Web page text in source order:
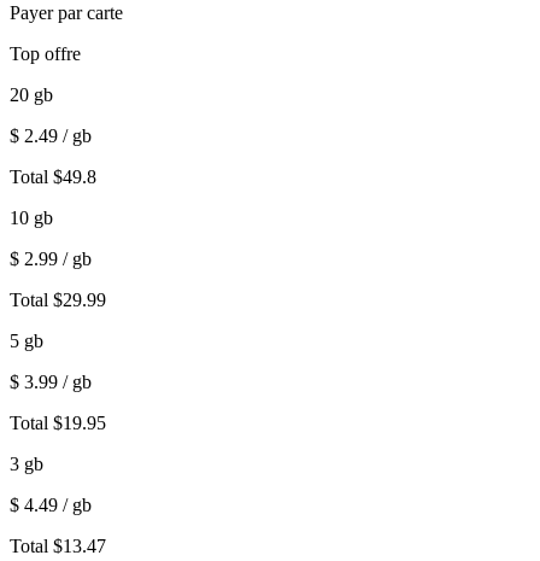
Payer par carte
Top offre
20 gb
$ 2.49 / gb
Total $49.8
10 gb
$ 2.99 / gb
Total $29.99
5 gb
$ 3.99 / gb
Total $19.95
3 gb
$ 4.49 / gb
Total $13.47